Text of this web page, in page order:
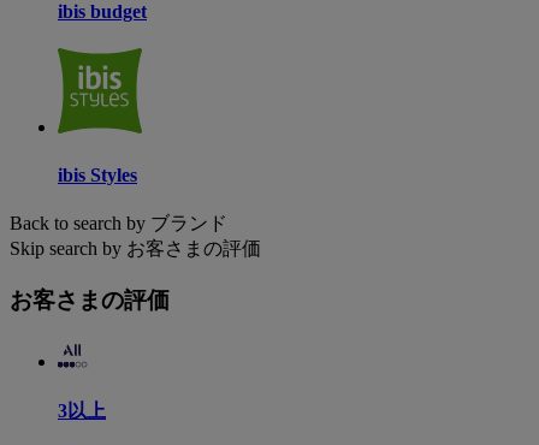
ibis budget
ibis Styles
Back to search by ブランド
Skip search by お客さまの評価
お客さまの評価
3以上